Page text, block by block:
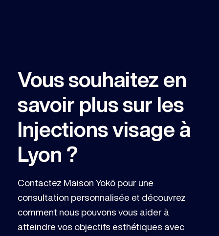
Vous souhaitez en
savoir plus sur les
Injections visage à
Lyon ?
Contactez Maison Yokō pour une
consultation personnalisée et découvrez
comment nous pouvons vous aider à
atteindre vos objectifs esthétiques avec